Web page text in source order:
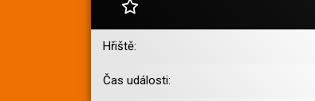
Hřiště:
Čas události: